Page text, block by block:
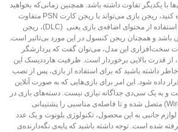
یکدیگر تفاوت داشته باشد. همچنین زمانی‌که بخواهید
از بازی‌های دانلودشده استفاده کنید، ریجن بازی می‌تواند با ریجن کارت PSN متفاوت
باشد و فقط در صورت نیاز به استفاده از محتوای اضافه‌ی بازی یعنی (DLC)، ریجن
باشد و همچنان ریجن کنسول در این مورد بی‌تاثیر است.
سخت‌افزاری این مدل، می‌توان گفت که پردازشگر
از قدرت بالایی برخوردار است. ظرفیت هارددیسک این
به خاطر داشته باشید که برای استفاده از بازی‌، پس از نصب
داده شود. این امر برای بازی‌هایی که به صورت آنلاین
و به یک سی‌دی جداگانه نیازی نیست. دسته‌های بازی در
این کنسول، به صورت (Wireless) متصل شده و تا فاصله‌ی مناسبی را پشتیبانی
جانبی به این محصول، تکنولوژی بلوتوث و یک عدد